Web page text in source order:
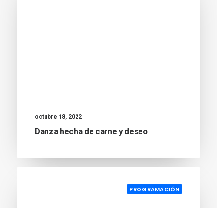
octubre 18, 2022
Danza hecha de carne y deseo
PROGRAMACIÓN